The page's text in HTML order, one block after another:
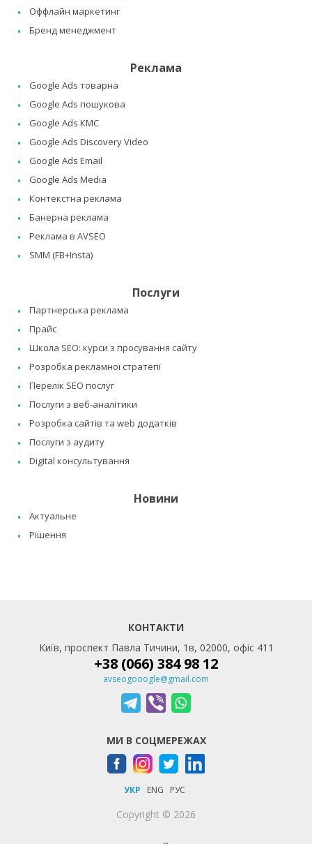
Оффлайн маркетинг
Бренд менеджмент
Реклама
Google Ads товарна
Google Ads пошукова
Google Ads КМС
Google Ads Discovery Video
Google Ads Email
Google Ads Media
Контекстна реклама
Банерна реклама
Реклама в AVSEO
SMM (FB+Insta)
Послуги
Партнерська реклама
Прайс
Школа SEO: курси з просування сайту
Розробка рекламної стратегії
Перелік SEO послуг
Послуги з веб-аналітики
Розробка сайтів та web додатків
Послуги з аудиту
Digital консультування
Новини
Актуальне
Рішення
КОНТАКТИ
Київ, проспект Павла Тичини, 1в, 02000, офіс 411
+38 (066) 384 98 12
avseogooogle@gmail.com
МИ В СОЦМЕРЕЖАХ
УКР ENG РУС
Copyright © 2026